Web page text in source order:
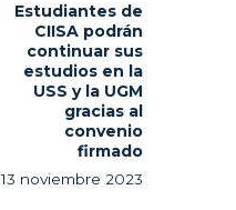
Estudiantes de
CIISA podrán
continuar sus
estudios en la
USS y la UGM
gracias al
convenio
firmado
13 noviembre 2023